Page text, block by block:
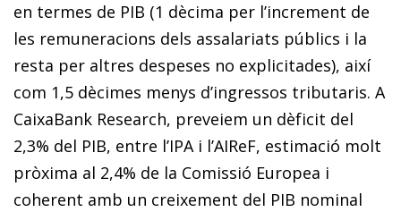
en termes de PIB (1 dècima per l’increment de
les remuneracions dels assalariats públics i la
resta per altres despeses no explicitades), així
com 1,5 dècimes menys d’ingressos tributaris. A
CaixaBank Research, preveiem un dèficit del
2,3% del PIB, entre l’IPA i l’AIReF, estimació molt
pròxima al 2,4% de la Comissió Europea i
coherent amb un creixement del PIB nominal